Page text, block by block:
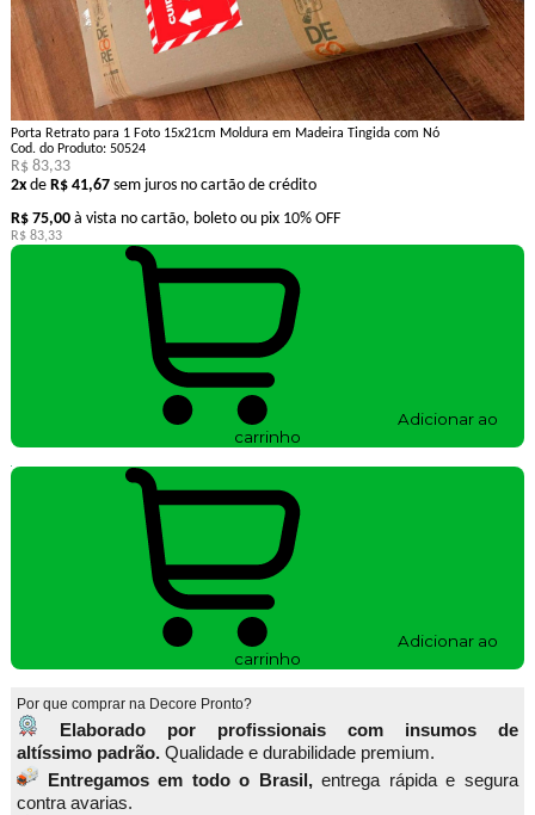
Porta Retrato para 1 Foto 15x21cm Moldura em Madeira Tingida com Nó
Cod. do Produto: 50524
R$ 83,33
2xde R$ 41,67 sem juros no cartão de crédito
R$ 75,00 à vista no cartão, boleto ou pix 10% OFF
R$ 83,33
Adicionar ao
carrinho
Adicionar ao
carrinho
Por que comprar na Decore Pronto?
Elaborado por profissionais com insumos de
altíssimo padrão.Qualidade e durabilidade premium.
Entregamos em todo o Brasil,entrega rápida e segura
contra avarias.